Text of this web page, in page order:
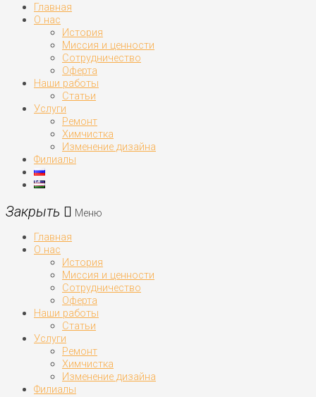
Главная
О нас
История
Миссия и ценности
Сотрудничество
Оферта
Наши работы
Статьи
Услуги
Ремонт
Химчистка
Изменение дизайна
Филиалы
Меню
Главная
О нас
История
Миссия и ценности
Сотрудничество
Оферта
Наши работы
Статьи
Услуги
Ремонт
Химчистка
Изменение дизайна
Филиалы